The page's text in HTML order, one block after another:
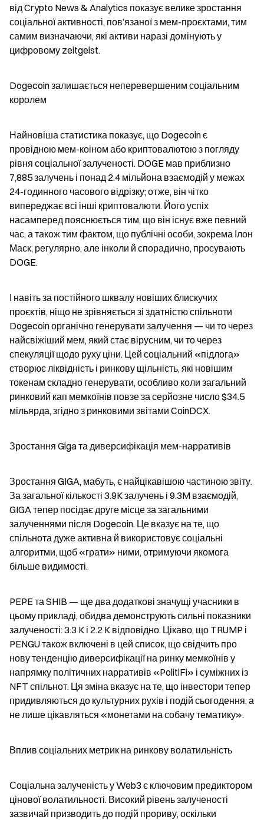
від Crypto News & Analytics показує велике зростання
соціальної активності, пов’язаної з мем-проєктами, тим
самим визначаючи, які активи наразі домінують у
цифровому zeitgeist.
Dogecoin залишається неперевершеним соціальним
королем
Найновіша статистика показує, що Dogecoin є
провідною мем-коіном або криптовалютою з погляду
рівня соціальної залученості. DOGE мав приблизно
7,885 залучень і понад 2.4 мільйона взаємодій у межах
24-годинного часового відрізку; отже, він чітко
випереджає всі інші криптовалюти. Його успіх
насамперед пояснюється тим, що він існує вже певний
час, а також тим фактом, що публічні особи, зокрема Ілон
Маск, регулярно, але інколи й спорадично, просувають
DOGE.
І навіть за постійного шквалу новіших блискучих
проєктів, ніщо не зрівняється зі здатністю спільноти
Dogecoin органічно генерувати залучення — чи то через
найсвіжіший мем, який стає вірусним, чи то через
спекуляції щодо руху ціни. Цей соціальний «підлога»
створює ліквідність і ринкову щільність, які новішим
токенам складно генерувати, особливо коли загальний
ринковий кап мемкоїнів повзе за серйозне число $34.5
мільярда, згідно з ринковими звітами CoinDCX.
Зростання Giga та диверсифікація мем-нарративів
Зростання GIGA, мабуть, є найцікавішою частиною звіту.
За загальної кількості 3.9K залучень і 9.3M взаємодій,
GIGA тепер посідає друге місце за загальними
залученнями після Dogecoin. Це вказує на те, що
спільнота дуже активна й використовує соціальні
алгоритми, щоб «грати» ними, отримуючи якомога
більше видимості.
PEPE та SHIB — ще два додаткові значущі учасники в
цьому прикладі, обидва демонструють сильні показники
залученості: 3.3 K і 2.2 K відповідно. Цікаво, що TRUMP і
PENGU також включені в цей список, що свідчить про
нову тенденцію диверсифікації на ринку мемкоїнів у
напрямку політичних нарративів «PolitiFi» і суміжних із
NFT спільнот. Ця зміна вказує на те, що інвестори тепер
придивляються до культурних рухів і подій сьогодення, а
не лише цікавляться «монетами на собачу тематику».
Вплив соціальних метрик на ринкову волатильність
Соціальна залученість у Web3 є ключовим предиктором
цінової волатильності. Високий рівень залученості
зазвичай призводить до подій прориву, оскільки